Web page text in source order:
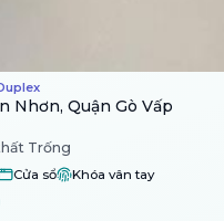
Nhơn, Quận Gò Vấp
Trống
Cửa sổ Khóa vân tay